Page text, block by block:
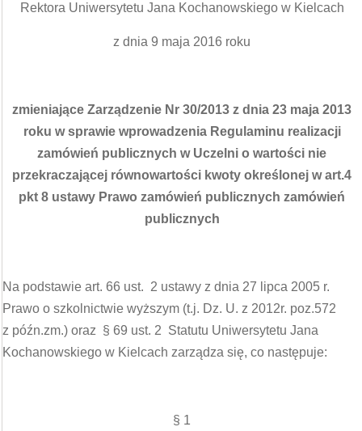
Rektora Uniwersytetu Jana Kochanowskiego w Kielcach
z dnia 9 maja 2016 roku
zmieniające Zarządzenie Nr 30/2013 z dnia 23 maja 2013
roku w sprawie wprowadzenia Regulaminu realizacji
zamówień publicznych w Uczelni o wartości nie
przekraczającej równowartości kwoty określonej w art.4
pkt 8 ustawy Prawo zamówień publicznych zamówień
publicznych
Na podstawie art. 66 ust. 2 ustawy z dnia 27 lipca 2005 r.
Prawo o szkolnictwie wyższym (t.j. Dz. U. z 2012r. poz.572
z późn.zm.) oraz § 69 ust. 2 Statutu Uniwersytetu Jana
Kochanowskiego w Kielcach zarządza się, co następuje:
§ 1